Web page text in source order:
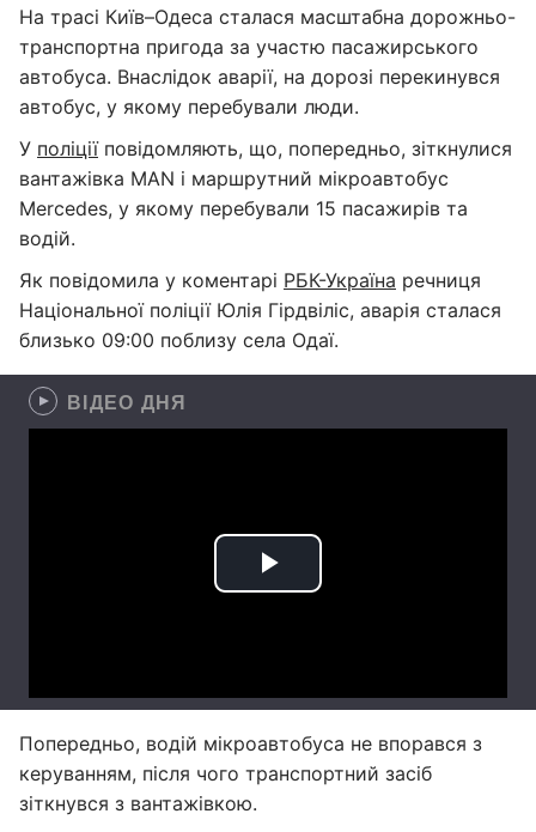
На трасі Київ–Одеса сталася масштабна дорожньо-
транспортна пригода за участю пасажирського
автобуса. Внаслідок аварії, на дорозі перекинувся
автобус, у якому перебували люди.
У поліціїповідомляють, що, попередньо, зіткнулися
вантажівка MAN і маршрутний мікроавтобус
Mercedes, у якому перебували 15 пасажирів та
водій.
Як повідомила у коментарі РБК-Україна речниця
Національної поліції Юлія Гірдвіліс, аварія сталася
близько 09:00 поблизу села Одаї.
ВІДЕО ДНЯ
Попередньо, водій мікроавтобуса не впорався з
керуванням, після чого транспортний засіб
зіткнувся з вантажівкою.